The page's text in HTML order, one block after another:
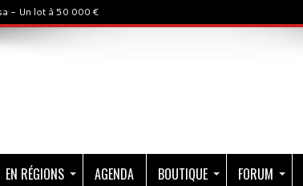
- Un lot à 50 000 €
EN RÉGIONS AGENDA BOUTIQUE FORUM